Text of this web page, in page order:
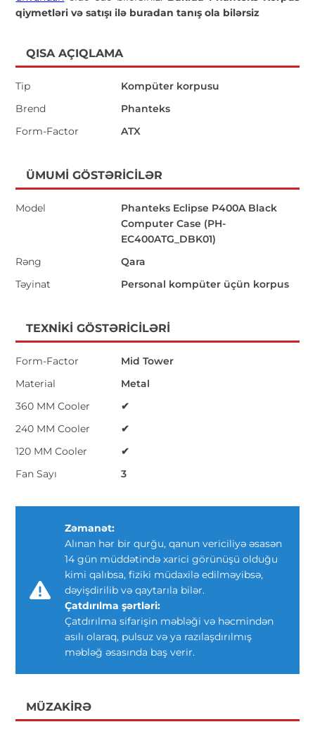
qiymetləri və satışı ilə buradan tanış ola bilərsiz
QISA AÇIQLAMA
Tip
Kompüter korpusu
Brend
Phanteks
Form-Factor
ATX
ÜMUMI GÖSTƏRICILƏR
Model
Phanteks Eclipse P400A Black
Computer Case (PH-
EC400ATG_DBK01)
Rəng
Qara
Təyinat
Personal kompüter üçün korpus
TEXNIKI GÖSTƏRICILƏRI
Form-Factor
Mid Tower
Material
Metal
360 MM Cooler
✔
240 MM Cooler
✔
120 MM Cooler
✔
Fan Sayı
3
Zəmanət:
Alınan hər bir qurğu, qanun vericiliyə əsasən
14 gün müddətində xarici görünüşü olduğu
kimi qalıbsa, fiziki müdaxilə edilməyibsə,
dəyişdirilib və qaytarıla bilər.
Çatdırılma şərtləri:
Çatdırılma sifarişin məbləği və həcmindən
asılı olaraq, pulsuz və ya razılaşdırılmış
məbləğ əsasında baş verir.
MÜZAKIRƏ